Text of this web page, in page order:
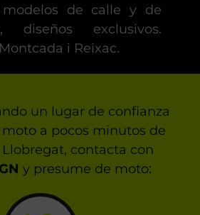
de calle y de
diseños exclusivos.
i Reixac.
un lugar de confianza
a pocos minutos de
Llobregat, contacta con
y presume de moto: